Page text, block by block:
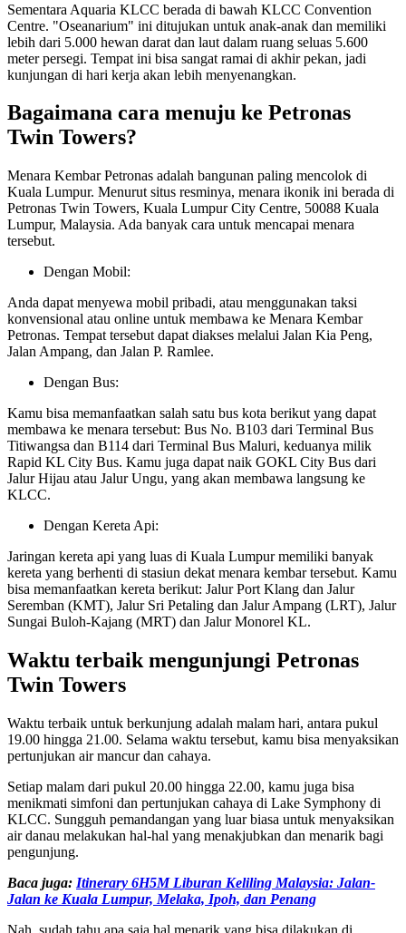
Sementara Aquaria KLCC berada di bawah KLCC Convention
Centre. "Oseanarium" ini ditujukan untuk anak-anak dan memiliki
lebih dari 5.000 hewan darat dan laut dalam ruang seluas 5.600
meter persegi. Tempat ini bisa sangat ramai di akhir pekan, jadi
kunjungan di hari kerja akan lebih menyenangkan.
Bagaimana cara menuju ke Petronas
Twin Towers?
Menara Kembar Petronas adalah bangunan paling mencolok di
Kuala Lumpur. Menurut situs resminya, menara ikonik ini berada di
Petronas Twin Towers, Kuala Lumpur City Centre, 50088 Kuala
Lumpur, Malaysia. Ada banyak cara untuk mencapai menara
tersebut.
Dengan Mobil:
Anda dapat menyewa mobil pribadi, atau menggunakan taksi
konvensional atau online untuk membawa ke Menara Kembar
Petronas. Tempat tersebut dapat diakses melalui Jalan Kia Peng,
Jalan Ampang, dan Jalan P. Ramlee.
Dengan Bus:
Kamu bisa memanfaatkan salah satu bus kota berikut yang dapat
membawa ke menara tersebut: Bus No. B103 dari Terminal Bus
Titiwangsa dan B114 dari Terminal Bus Maluri, keduanya milik
Rapid KL City Bus. Kamu juga dapat naik GOKL City Bus dari
Jalur Hijau atau Jalur Ungu, yang akan membawa langsung ke
KLCC.
Dengan Kereta Api:
Jaringan kereta api yang luas di Kuala Lumpur memiliki banyak
kereta yang berhenti di stasiun dekat menara kembar tersebut. Kamu
bisa memanfaatkan kereta berikut: Jalur Port Klang dan Jalur
Seremban (KMT), Jalur Sri Petaling dan Jalur Ampang (LRT), Jalur
Sungai Buloh-Kajang (MRT) dan Jalur Monorel KL.
Waktu terbaik mengunjungi Petronas
Twin Towers
Waktu terbaik untuk berkunjung adalah malam hari, antara pukul
19.00 hingga 21.00. Selama waktu tersebut, kamu bisa menyaksikan
pertunjukan air mancur dan cahaya.
Setiap malam dari pukul 20.00 hingga 22.00, kamu juga bisa
menikmati simfoni dan pertunjukan cahaya di Lake Symphony di
KLCC. Sungguh pemandangan yang luar biasa untuk menyaksikan
air danau melakukan hal-hal yang menakjubkan dan menarik bagi
pengunjung.
Baca juga: Itinerary 6H5M Liburan Keliling Malaysia: Jalan-
Jalan ke Kuala Lumpur, Melaka, Ipoh, dan Penang